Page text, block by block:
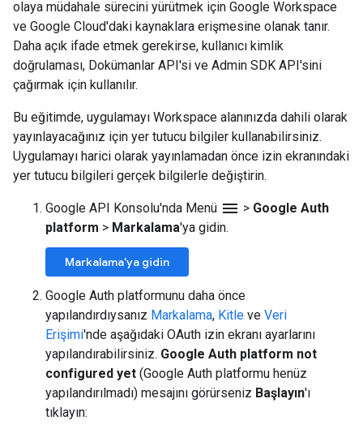
olaya müdahale sürecini yürütmek için Google Workspace
ve Google Cloud'daki kaynaklara erişmesine olanak tanır.
Daha açık ifade etmek gerekirse, kullanıcı kimlik
doğrulaması, Dokümanlar API'si ve Admin SDK API'sini
çağırmak için kullanılır.
Bu eğitimde, uygulamayı Workspace alanınızda dahili olarak
yayınlayacağınız için yer tutucu bilgiler kullanabilirsiniz.
Uygulamayı harici olarak yayınlamadan önce izin ekranındaki
yer tutucu bilgileri gerçek bilgilerle değiştirin.
Google API Konsolu'nda Menü menu > Google Auth
platform > Markalama'ya gidin.
Markalama'ya gidin
Google Auth platformunu daha önce
yapılandırdıysanız Markalama, Kitle ve Veri
Erişimi'nde aşağıdaki OAuth izin ekranı ayarlarını
yapılandırabilirsiniz. Google Auth platform not
configured yet (Google Auth platformu henüz
yapılandırılmadı) mesajını görürseniz Başlayın'ı
tıklayın: